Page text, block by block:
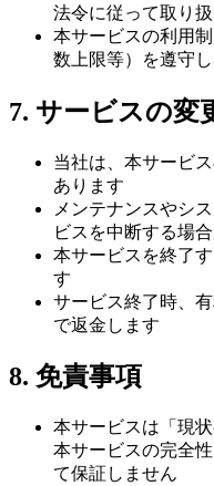
法令に従って取り
本サービスの利用
数上限等）を遵守
7. サービスの変
当社は、本サービ
あります
メンテナンスやシ
ビスを中断する場
本サービスを終了
す
サービス終了時、
で返金します
8. 免責事項
本サービスは「現
本サービスの完全
て保証しません